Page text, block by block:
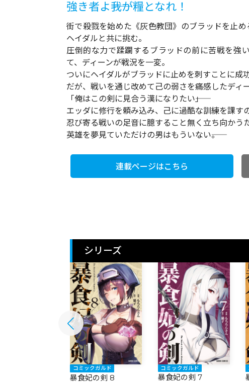
強き者よ――我が糧となれ！
街で殺戮を始めた《灰色教団》のブラッドを止め
ヘイダルと共に挑む。
圧倒的な力で蹂躙するブラッドの前に苦戦を強
て、ディーンが戦況を一変。
ついにヘイダルがブラッドに止めを刺すことに成功
だが、戦いを通じ改めて己の弱さを痛感したディ
「俺はこの剣に見合う漢になりたい――」
エッダに修行を頼み込み、己に過酷な訓練を課す
忍び寄る戦いの足音に臆すること無く立ち向かう
英雄を夢見ていただけの男はもういない――。
連載ページはこちら
シリーズ
コミックガルド
暴食妃の剣 8
コミックガルド
暴食妃の剣 7